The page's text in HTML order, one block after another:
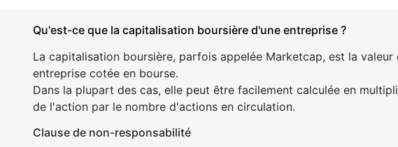
Qu'est-ce que la capitalisation boursière d'une entreprise ?
La capitalisation boursière, parfois appelée Marketcap, est la valeur
entreprise cotée en bourse.
Dans la plupart des cas, elle peut être facilement calculée en
de l'action par le nombre d'actions en circulation.
Clause de non-responsabilité